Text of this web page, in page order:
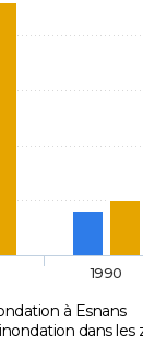
à Esnans
dans les
1990